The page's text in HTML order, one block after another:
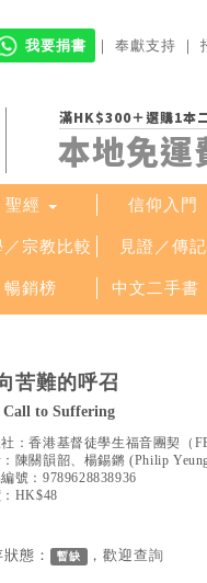
我要捐書 ｜ 奉獻支持 ｜
滿HK$300＋選購1本
本地免運
聖經 信仰入門
／宗教比較 見證／傳記
暢銷榜 中文二手書
苦難的呼召
Call to Suffering
：香港基督徒學生福音團契（
陳關韻韶、楊錫鏘 (Philip
號： 9789628838936
HK$48
態： 暫缺 ，歡迎查詢